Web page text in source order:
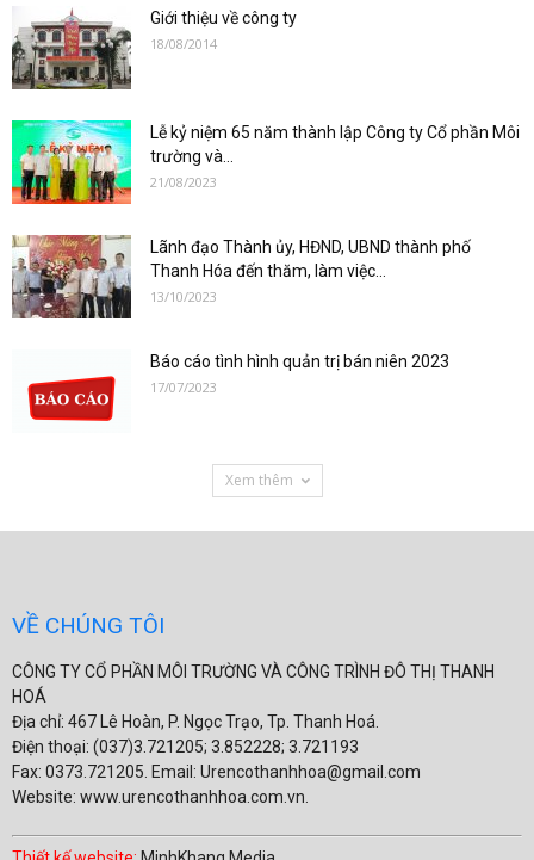
Giới thiệu về công ty
18/08/2014
Lễ kỷ niệm 65 năm thành lập Công ty Cổ phần Môi
trường và...
21/08/2023
Lãnh đạo Thành ủy, HĐND, UBND thành phố
Thanh Hóa đến thăm, làm việc...
13/10/2023
Báo cáo tình hình quản trị bán niên 2023
17/07/2023
Xem thêm
VỀ CHÚNG TÔI
CÔNG TY CỔ PHẦN MÔI TRƯỜNG VÀ CÔNG TRÌNH ĐÔ THỊ THANH
HOÁ
Địa chỉ: 467 Lê Hoàn, P. Ngọc Trạo, Tp. Thanh Hoá.
Điện thoại: (037)3.721205; 3.852228; 3.721193
Fax: 0373.721205. Email: Urencothanhhoa@gmail.com
Website: www.urencothanhhoa.com.vn.